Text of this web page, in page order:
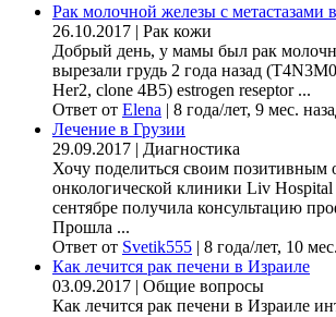
Рак молочной железы с метастазами
26.10.2017 | Рак кожи
Добрый день, у мамы был рак
вырезали грудь 2 года назад
Her2, clone 4B5) estrogen reseptor ...
Ответ от Elena | 8 года/лет, 9 мес.
Лечение в Грузии
29.09.2017 | Диагностика
Хочу поделиться своим
онкологической клиники Liv
сентябре получила консультацию
Прошла ...
Ответ от Svetik555 | 8 года/лет, 10
Как лечится рак печени в Израиле
03.09.2017 | Общие вопросы
Как лечится рак печени в Израиле